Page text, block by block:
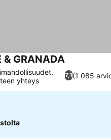
& GRANADAKatso hinnat
7,1(1 085
yhteys